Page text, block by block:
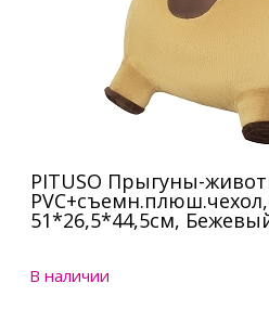
PITUSO Прыгуны-
51*26,5*44,5см,
В наличии